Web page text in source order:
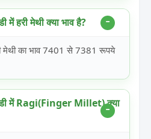
हरी मेथी क्या भाव है?
का भाव 7401 से 7381 रूपये
में Ragi(Finger Millet) क्या